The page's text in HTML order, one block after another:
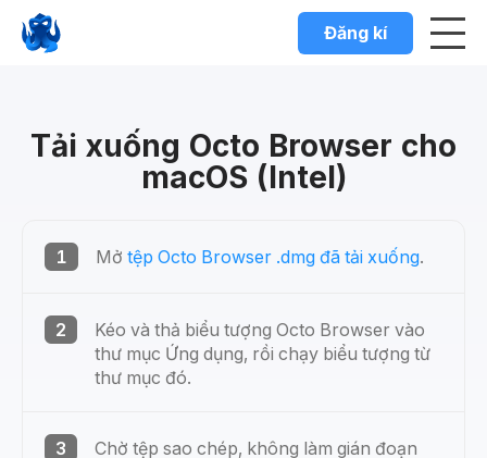
Đăng kí
Tải xuống Octo Browser cho
macOS (Intel)
1 Mở tệp Octo Browser .dmg đã tải xuống.
2
Kéo và thả biểu tượng Octo Browser vào
thư mục Ứng dụng, rồi chạy biểu tượng từ
thư mục đó.
3
Chờ tệp sao chép, không làm gián đoạn